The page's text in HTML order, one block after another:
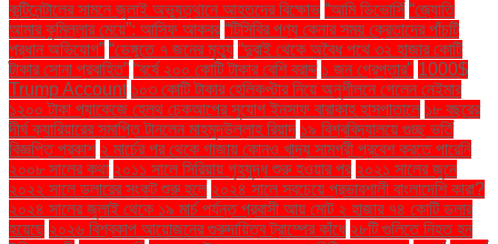
কন্টিনেন্টালের সামনে জুলাই অভ্যুত্থানে আহতদের বিক্ষোভ “আমি ডিভোর্সি “জ্যোতি
আমার কুমিল্লার মেয়ে”: আসিফ আকবর “টিসিবির পণ্য কেনার সময় ক্রেতাদের পাঁচটি
প্রধান অভিযোগ” “ডেঙ্গুতে ৭ জনের মৃত্যু “দুবাই থেকে অবৈধ পথে ৩২ হাজার কোটি
টাকার সোনা প্রবাহিত” “বর্ষে ২০০ কোটি টাকার বেশি বরাদ্দ ১ জন গ্রেপ্তার" 1000$
Trump Account ১০৩ কোটি টাকার হেলিকপ্টার নিয়ে অনুশীলনে গেলেন নেইমার
১২০০ টাকা প্যাকেজে হেলথ চেকআপের সুযোগ ইনসাফ বারাকাহ হাসপাতালে ১৮ বছরের
দীর্ঘ ক্যারিয়ারের সমাপ্তি টানলেন মাহমুদউল্লাহ রিয়াদ ১৯ বিশ্ববিদ্যালয়ে গুচ্ছ ভর্তি
বিজ্ঞপ্তি প্রকাশ ২ মার্চের পর থেকে গাজায় কোনও খাদ্য সামগ্রী প্রবেশ করতে পারেনি
২০০৮ সালের কথা ২০১১ সালে সিরিয়ায় গৃহযুদ্ধ শুরু হওয়ার পর ২০২১ সালের জুনে
২০২২ সালে ডলারের সংকট শুরু হলে ২০২৪ সালে সবচেয়ে প্রভাবশালী বাংলাদেশি কারা?
২০২৪ সালের জুলাই থেকে ১৯ মার্চ পর্যন্ত প্রবাসী আয় মোট ২ হাজার ৭৪ কোটি ডলার
হয়েছে ২০২৬ বিশ্বকাপ আয়োজনের গুরুদায়িত্ব ট্রাম্পের কাঁধে ২৮টি গুলিতে নিহত হন